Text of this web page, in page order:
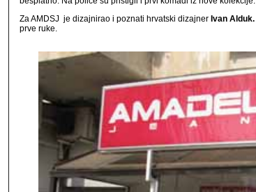
Za AMDSJ je dizajnirao i poznati hrvatski dizajner Ivan Alduk.
prve ruke.